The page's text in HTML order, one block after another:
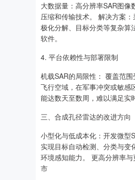
大数据量：高分辨率SAR图
压缩和传输技术。 解决方案
极化分解、目标分类等复杂算
软件。
4. 平台依赖性与部署限制
机载SAR的局限性： 覆盖范
飞行空域，在军事冲突或敏感
能达数天至数周，难以满足实
三、合成孔径雷达的改进方向
小型化与低成本化：开发微型
实现目标自动检测、分类与
环境感知能力。 更高分辨率
市